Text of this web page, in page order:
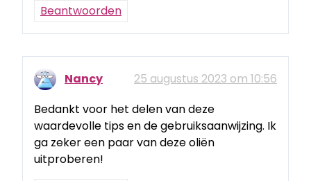
Beantwoorden
Nancy
25 augustus 2023 om 10:56
Bedankt voor het delen van deze
waardevolle tips en de gebruiksaanwijzing. Ik
ga zeker een paar van deze oliën
uitproberen!